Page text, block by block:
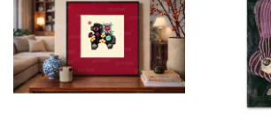
Chọn tranh có tông màu liên kết
thảm, ánh sáng)
Treo tranh khổ lớn hoặc bộ
mạnh
Không gian nên tối giản để